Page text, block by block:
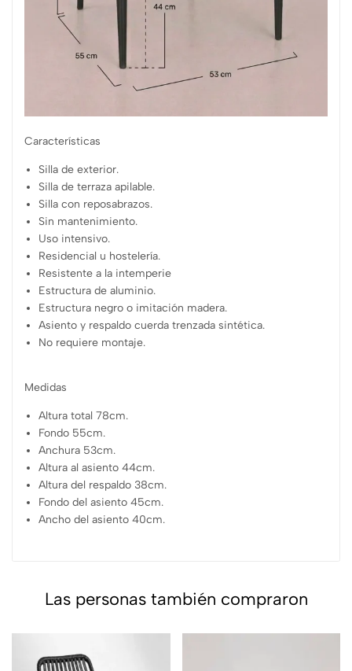
Características
Silla de exterior.
Silla de terraza apilable.
Silla con reposabrazos.
Sin mantenimiento.
Uso intensivo.
Residencial u hostelería.
Resistente a la intemperie
Estructura de aluminio.
Estructura negro o imitación madera.
Asiento y respaldo cuerda trenzada sintética.
No requiere montaje.
Medidas
Altura total 78cm.
Fondo 55cm.
Anchura 53cm.
Altura al asiento 44cm.
Altura del respaldo 38cm.
Fondo del asiento 45cm.
Ancho del asiento 40cm.
Las personas también compraron